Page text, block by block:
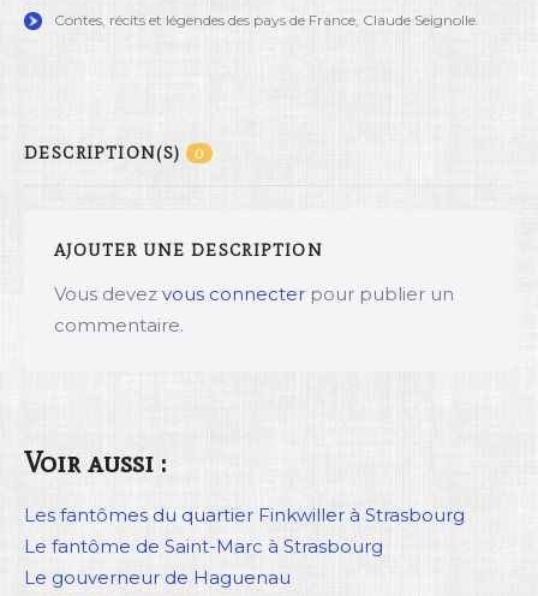
Contes, récits et légendes des pays de France, Claude Seignolle.
DESCRIPTION(S) 0
AJOUTER UNE DESCRIPTION
Vous devez vous connecter pour publier un
commentaire.
Voir aussi :
Les fantômes du quartier Finkwiller à Strasbourg
Le fantôme de Saint-Marc à Strasbourg
Le gouverneur de Haguenau